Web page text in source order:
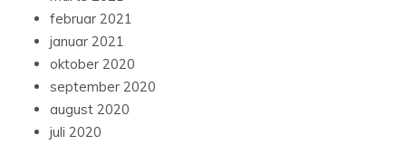
februar 2021
januar 2021
oktober 2020
september 2020
august 2020
juli 2020